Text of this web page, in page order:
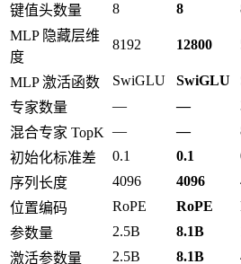
键值头数量
8 8
MLP 隐藏层维
度
8192 12800
MLP 激活函数 SwiGLU SwiGLU
专家数量
— —
混合专家 TopK — —
初始化标准差
0.1 0.1
序列长度
4096 4096
位置编码
RoPE RoPE
参数量
2.5B 8.1B
激活参数量
2.5B 8.1B